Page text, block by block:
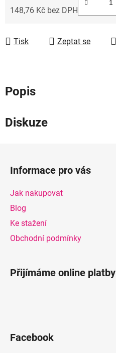
148,76 Kč bez DPH
Tisk Zeptat se
Popis
Diskuze
Informace pro vás
Jak nakupovat
Blog
Ke stažení
Obchodní podmínky
Přijímáme online platby
Facebook